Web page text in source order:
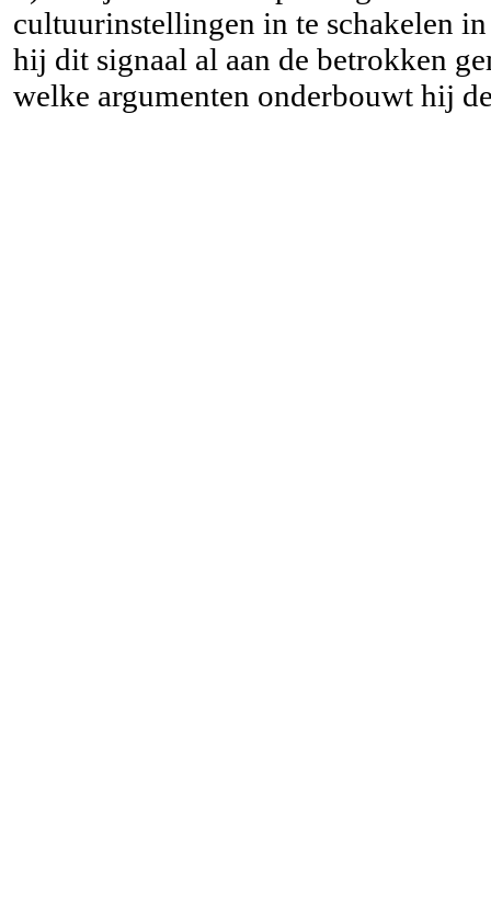
cultuurinstellingen in te schakelen
hij dit signaal al aan de betrokken
welke argumenten onderbouwt hij